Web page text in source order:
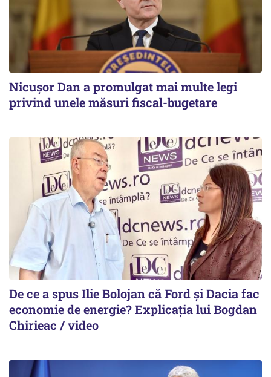
Nicușor Dan a promulgat mai multe legi
privind unele măsuri fiscal-bugetare
De ce a spus Ilie Bolojan că Ford și Dacia fac
economie de energie? Explicația lui Bogdan
Chirieac / video